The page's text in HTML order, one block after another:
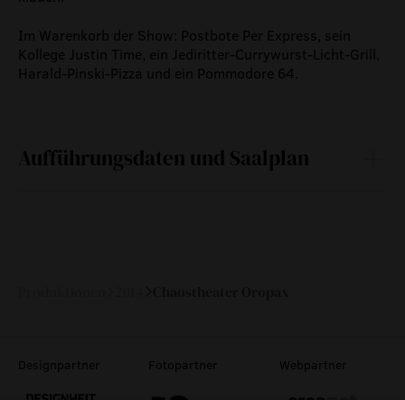
Im Warenkorb der Show: Postbote Per Express, sein
Kollege Justin Time, ein Jediritter-Currywurst-Licht-Grill,
Harald-Pinski-Pizza und ein Pommodore 64.
Aufführungsdaten und Saalplan
Designpartner Fotopartner Webpartner